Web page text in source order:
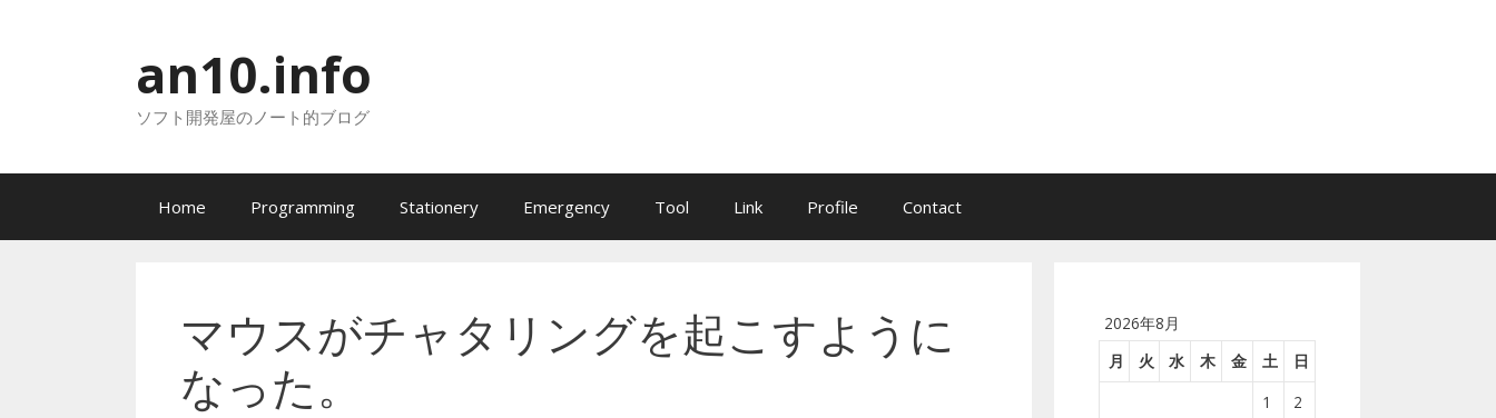
ス
ッ
an10.info
ソフト開発屋のノート的ブログ
Home Programming Stationery Emergency Tool Link Profile Contact
マウスがチャタリングを起こすように
なった。
2026年8月
月
火 水 木 金 土 日
1
2